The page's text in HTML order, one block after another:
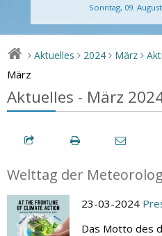
Sonntag, 09.
> Aktuelles > 2024 > März >
März
Aktuelles - März
Welttag der
23-03-2024
Das Motto des